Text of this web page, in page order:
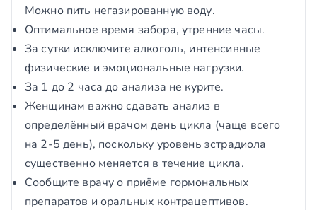
Можно пить негазированную воду.
Оптимальное время забора, утренние часы.
За сутки исключите алкоголь, интенсивные
физические и эмоциональные нагрузки.
За 1 до 2 часа до анализа не курите.
Женщинам важно сдавать анализ в
определённый врачом день цикла (чаще всего
на 2-5 день), поскольку уровень эстрадиола
существенно меняется в течение цикла.
Сообщите врачу о приёме гормональных
препаратов и оральных контрацептивов.